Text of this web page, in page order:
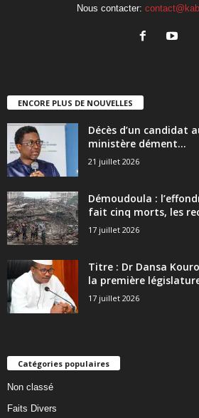
Nous contacter:
ENCORE PLUS DE NOUVELLES
Décès d’un candidat
ministère dément...
21 juillet 2026
Démoudoula :
fait cinq morts, les
17 juillet 2026
Titre : Dr Dansa
la première
17 juillet 2026
Catégories populaires
Non classé
Faits Divers